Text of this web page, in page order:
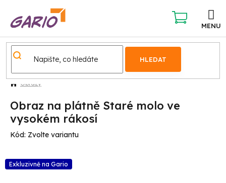
obsah
HLEDAT
NÁKUPNÍ
KOŠÍK
Obrazy
Obraz na plátně Staré molo ve
vysokém rákosí
Kód: Zvolte variantu
Exkluzivně na Gario